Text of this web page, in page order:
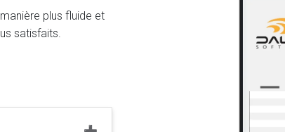
plus fluide et
satisfaits.